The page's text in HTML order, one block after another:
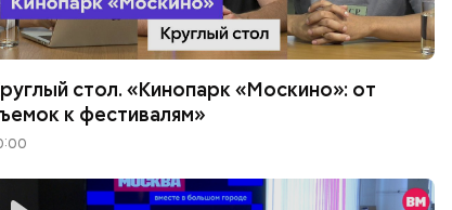
стол. «Кинопарк «Москино»: от
к фестивалям»